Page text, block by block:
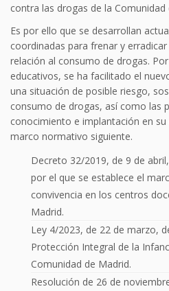
contra las drogas de la Comunidad
Es por ello que se desarrollan
coordinadas para frenar y
relación al consumo de drogas.
educativos, se ha facilitado el
una situación de posible riesgo,
consumo de drogas, así como las
conocimiento e implantación en
marco normativo siguiente.
Decreto 32/2019, de 9 de
por el que se establece el
convivencia en los centros
Madrid.
Ley 4/2023, de 22 de marzo,
Protección Integral de la
Comunidad de Madrid.
Resolución de 26 de